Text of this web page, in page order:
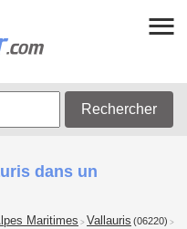
Rechercher
dans un
Maritimes > Vallauris (06220) >